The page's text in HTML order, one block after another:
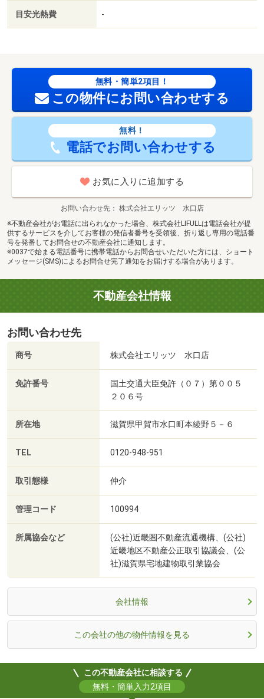
目安光熱費 -
無料・簡単2項目！
この物件にお問い合わせする
無料！
電話でお問い合わせする
お気に入りに追加する
お問い合わせ先
株式会社エリッツ 水口店
※不動産会社がお電話に出られなかった場合、株式会社LIFULLは電話会社が提
供するサービスを介してお客様の発信者番号を受領後、折り返し専用の電話番
号を発番してお問合せの不動産会社に通知します。
※0037で始まる電話番号に携帯電話からお問合せいただいた方には、ショート
メッセージ(SMS)によるお問合せ完了通知をお届けする場合があります。
不動産会社情報
お問い合わせ先
商号 株式会社エリッツ 水口店
免許番号
国土交通大臣免許（０７）第００５
２０６号
所在地 滋賀県甲賀市水口町本綾野５－６
TEL 0120-948-951
取引態様 仲介
管理コード 100994
所属協会など
(公社)近畿圏不動産流通機構、(公社)
近畿地区不動産公正取引協議会、(公
社)滋賀県宅地建物取引業協会
会社情報
この会社の他の物件情報を見る
この不動産会社に相談する
無料・簡単入力2項目